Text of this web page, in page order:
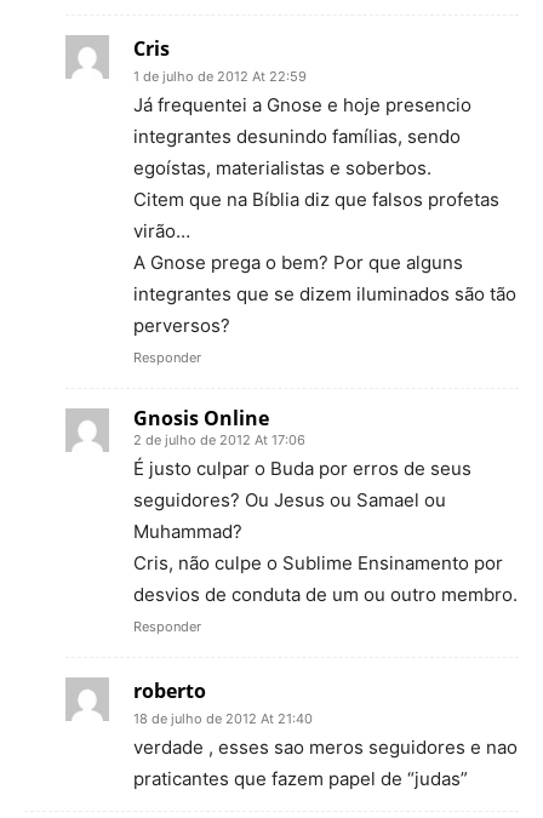
Cris
1 de julho de 2012 At 22:59
Já frequentei a Gnose e hoje presencio
integrantes desunindo famílias, sendo
egoístas, materialistas e soberbos.
Citem que na Bíblia diz que falsos profetas
virão…
A Gnose prega o bem? Por que alguns
integrantes que se dizem iluminados são tão
perversos?
Responder
Gnosis Online
2 de julho de 2012 At 17:06
É justo culpar o Buda por erros de seus
seguidores? Ou Jesus ou Samael ou
Muhammad?
Cris, não culpe o Sublime Ensinamento por
desvios de conduta de um ou outro membro.
Responder
roberto
18 de julho de 2012 At 21:40
verdade , esses sao meros seguidores e nao
praticantes que fazem papel de “judas”